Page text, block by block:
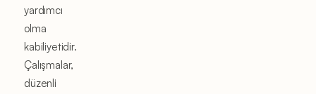
yardımcı
olma
kabiliyetidir.
Çalışmalar,
düzenli